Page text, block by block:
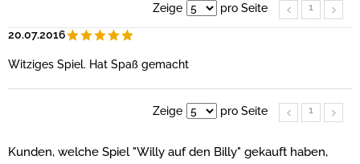
Zeige pro Seite 1
20.07.2016
Witziges Spiel. Hat Spaß gemacht
Zeige pro Seite 1
Kunden, welche Spiel "Willy auf den Billy" gekauft haben,